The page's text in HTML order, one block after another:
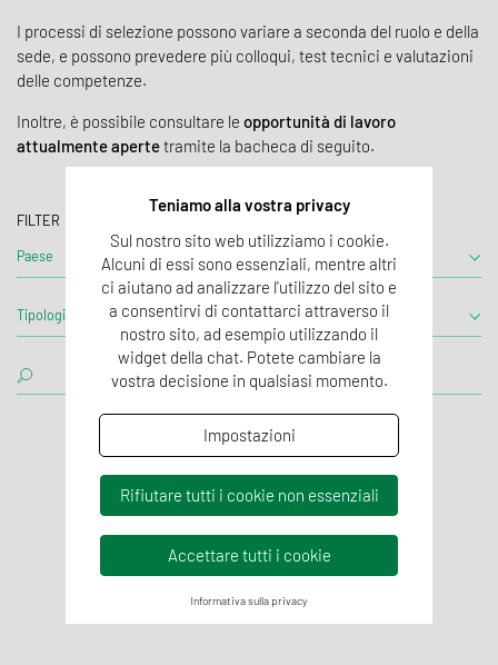
I processi di selezione possono variare a seconda del ruolo e della
sede, e possono prevedere più colloqui, test tecnici e valutazioni
delle competenze.
Inoltre, è possibile consultare le opportunità di lavoro
attualmente apertetramite la bacheca di seguito.
FILTER
Paese Città
Tipologia Settore
Teniamo alla vostra privacy
Sul nostro sito web utilizziamo i cookie.
Alcuni di essi sono essenziali, mentre altri
ci aiutano ad analizzare l'utilizzo del sito e
a consentirvi di contattarci attraverso il
nostro sito, ad esempio utilizzando il
widget della chat. Potete cambiare la
vostra decisione in qualsiasi momento.
Impostazioni
Rifiutare tutti i cookie non essenziali
Accettare tutti i cookie
Informativa sulla privacy